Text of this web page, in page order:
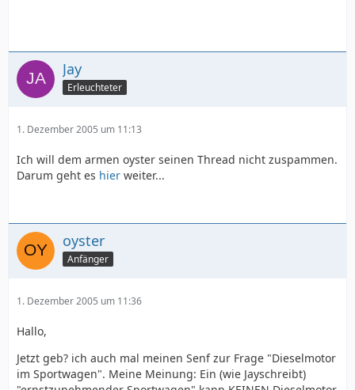
Jay
Erleuchteter
1. Dezember 2005 um 11:13
Ich will dem armen oyster seinen Thread nicht zuspammen.
Darum geht es hier weiter...
oyster
Anfänger
1. Dezember 2005 um 11:36
Hallo,
Jetzt geb? ich auch mal meinen Senf zur Frage "Dieselmotor
im Sportwagen". Meine Meinung: Ein (wie Jayschreibt)